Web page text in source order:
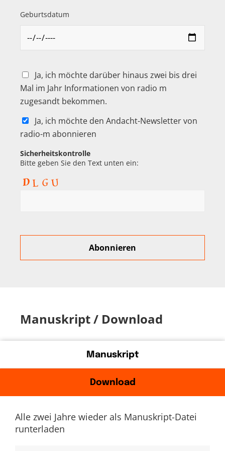
Geburtsdatum
Ja, ich möchte darüber hinaus zwei bis drei
Mal im Jahr Informationen von radio m
zugesandt bekommen.
Ja, ich möchte den Andacht-Newsletter von
radio-m abonnieren
Sicherheitskontrolle
Bitte geben Sie den Text unten ein:
Manuskript / Download
Manuskript
Download
Alle zwei Jahre wieder als Manuskript-Datei
runterladen